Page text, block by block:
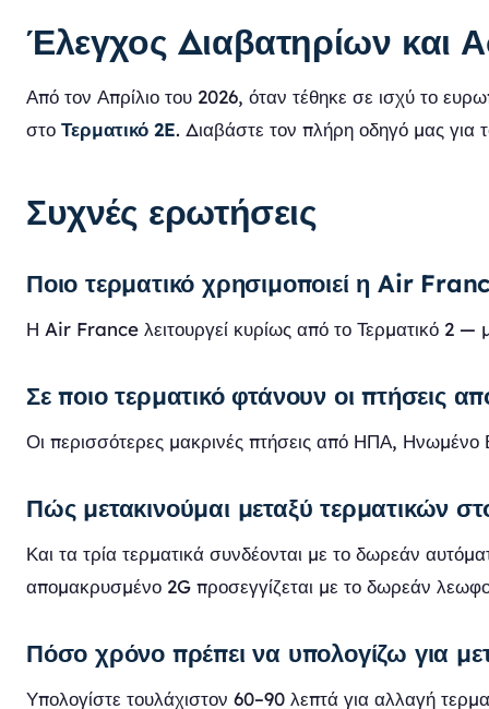
Έλεγχος Διαβατηρίων και
Από τον Απρίλιο του 2026, όταν τέθηκε σε ισχύ το
στο Τερματικό 2E. Διαβάστε τον πλήρη οδηγό μας για
Συχνές ερωτήσεις
Ποιο τερματικό χρησιμοποιεί η Air
Η Air France λειτουργεί κυρίως από το Τερματικό 2 —
Σε ποιο τερματικό φτάνουν οι πτήσεις
Οι περισσότερες μακρινές πτήσεις από ΗΠΑ, Ηνωμένο
Πώς μετακινούμαι μεταξύ τερματικών
Και τα τρία τερματικά συνδέονται με το δωρεάν
απομακρυσμένο 2G προσεγγίζεται με το δωρεάν
Πόσο χρόνο πρέπει να υπολογίζω για
Υπολογίστε τουλάχιστον 60–90 λεπτά για αλλαγή